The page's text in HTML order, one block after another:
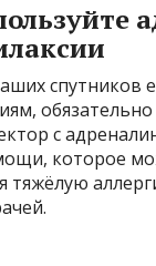
спутников
с
которое
тяжёлую